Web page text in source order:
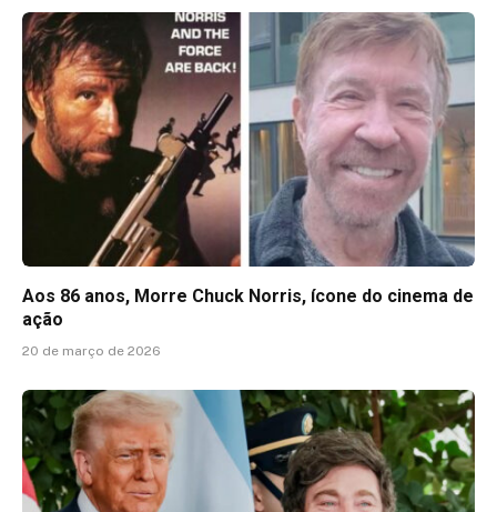
Aos 86 anos, Morre Chuck Norris, ícone do cinema de
ação
20 de março de 2026